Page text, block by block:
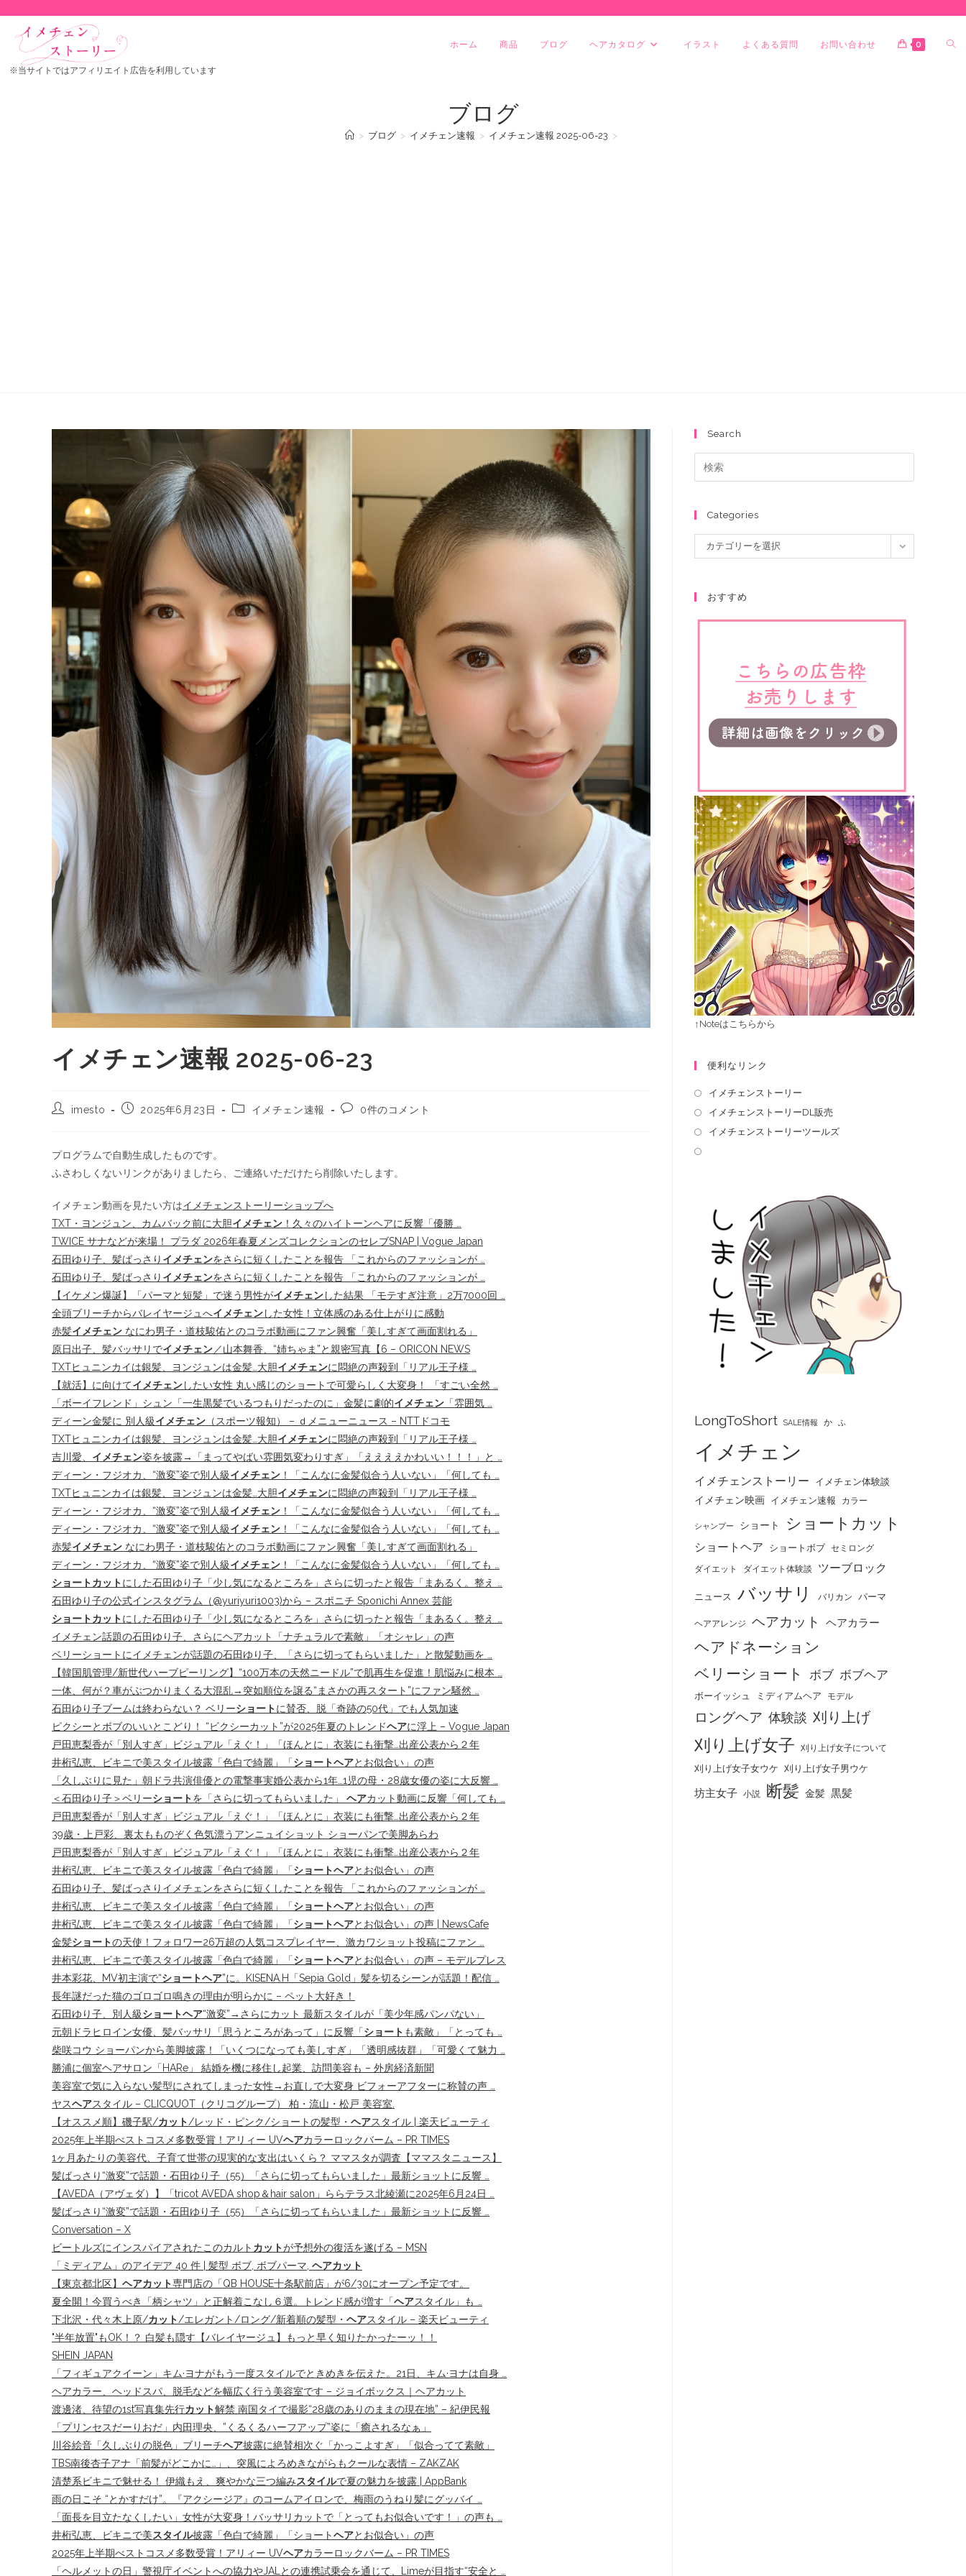
※当サイトではアフィリエイト広告を利用しています
ホーム 商品 ブログ ヘアカタログ イラスト よくある質問 お問い合わせ 0
ブログ
> ブログ > イメチェン速報 > イメチェン速報 2025-06-23 >
イメチェン速報 2025-06-23
imesto 2025年6月23日 イメチェン速報 0件のコメント
プログラムで自動生成したものです。
ふさわしくないリンクがありましたら、ご連絡いただけたら削除いたします。
イメチェン動画を見たい方はイメチェンストーリーショップへ
TXT・ヨンジュン、カムバック前に大胆イメチェン ！久々のハイトーンヘアに反響「優勝 …
TWICE サナなどが来場！ プラダ 2026年春夏メンズコレクションのセレブSNAP | Vogue Japan
石田ゆり子、髪ばっさり イメチェンをさらに短くしたことを報告 「これからのファッションが …
石田ゆり子、髪ばっさり イメチェンをさらに短くしたことを報告 「これからのファッションが …
【イケメン爆誕】「パーマと短髪」で迷う男性がイメチェンした結果 「モテすぎ注意」2万7000回 …
全頭ブリーチからバレイヤージュへイメチェンした女性！立体感のある仕上がりに感動
赤髪イメチェン なにわ男子・道枝駿佑とのコラボ動画にファン興奮「美しすぎて画面割れる」
原日出子、髪バッサリでイメチェン／山本舞香、“姉ちゃま”と親密写真【6 – ORICON NEWS
TXTヒュニンカイは銀髪、ヨンジュンは金髪…大胆イメチェンに悶絶の声殺到「リアル王子様 …
【就活】に向けてイメチェンしたい女性 丸い感じのショートで可愛らしく大変身！ 「すごい全然 …
「ボーイフレンド」シュン「一生黒髪でいるつもりだったのに」金髪に劇的イメチェン 「雰囲気 …
ディーン金髪に 別人級イメチェン （スポーツ報知） – ｄメニューニュース – NTTドコモ
TXTヒュニンカイは銀髪、ヨンジュンは金髪…大胆イメチェンに悶絶の声殺到「リアル王子様 …
吉川愛、 イメチェン姿を披露→「まってやばい雰囲気変わりすぎ」「ええええかわいい！！！」と …
ディーン・フジオカ、“激変”姿で別人級イメチェン ！「こんなに金髪似合う人いない」「何しても …
TXTヒュニンカイは銀髪、ヨンジュンは金髪…大胆イメチェンに悶絶の声殺到「リアル王子様 …
ディーン・フジオカ、“激変”姿で別人級イメチェン ！「こんなに金髪似合う人いない」「何しても …
ディーン・フジオカ、“激変”姿で別人級イメチェン ！「こんなに金髪似合う人いない」「何しても …
赤髪イメチェン なにわ男子・道枝駿佑とのコラボ動画にファン興奮「美しすぎて画面割れる」
ディーン・フジオカ、“激変”姿で別人級イメチェン ！「こんなに金髪似合う人いない」「何しても …
ショートカットにした石田ゆり子「少し気になるところを」さらに切ったと報告「まあるく。整え …
石田ゆり子の公式インスタグラム（@yuriyuri1003)から – スポニチ Sponichi Annex 芸能
ショートカットにした石田ゆり子「少し気になるところを」さらに切ったと報告「まあるく。整え …
イメチェン話題の石田ゆり子、さらにヘアカット「ナチュラルで素敵」「オシャレ」の声
ベリーショートにイメチェンが話題の石田ゆり子、「さらに切ってもらいました」と散髪動画を …
【韓国肌管理/新世代ハーブピーリング】“100万本の天然ニードル”で肌再生を促進！肌悩みに根本 …
一体、何が？車がぶつかりまくる大混乱→突如順位を譲る“まさかの再スタート”にファン騒然 …
石田ゆり子ブームは終わらない？ ベリーショートに賛否、脱「奇跡の50代」でも人気加速
ピクシーとボブのいいとこどり！ “ビクシーカット”が2025年夏のトレンドヘアに浮上 – Vogue Japan
戸田恵梨香が「別人すぎ」ビジュアル「えぐ！」「ほんとに」衣装にも衝撃…出産公表から２年
井桁弘恵、ビキニで美スタイル披露「色白で綺麗」「ショートヘアとお似合い」の声
「久しぶりに見た」朝ドラ共演俳優との電撃事実婚公表から1年…1児の母・28歳女優の姿に大反響 …
＜石田ゆり子＞ベリーショートを「さらに切ってもらいました」 ヘアカット動画に反響「何しても …
戸田恵梨香が「別人すぎ」ビジュアル「えぐ！」「ほんとに」衣装にも衝撃…出産公表から２年
39歳・上戸彩、裏太もものぞく色気漂うアンニュイショット ショーパンで美脚あらわ
戸田恵梨香が「別人すぎ」ビジュアル「えぐ！」「ほんとに」衣装にも衝撃…出産公表から２年
井桁弘恵、ビキニで美スタイル披露「色白で綺麗」「ショートヘアとお似合い」の声
石田ゆり子、髪ばっさりイメチェンをさらに短くしたことを報告 「これからのファッションが …
井桁弘恵、ビキニで美スタイル披露「色白で綺麗」「ショートヘアとお似合い」の声
井桁弘恵、ビキニで美スタイル披露「色白で綺麗」「ショートヘアとお似合い」の声 | NewsCafe
金髪ショートの天使！フォロワー26万超の人気コスプレイヤー、激カワショット投稿にファン …
井桁弘恵、ビキニで美スタイル披露「色白で綺麗」「ショートヘアとお似合い」の声 – モデルプレス
井本彩花、MV初主演で“ショートヘア”に。KISENA.H「Sepia Gold」髪を切るシーンが話題！配信 …
長年謎だった猫のゴロゴロ鳴きの理由が明らかに – ペット大好き！
石田ゆり子、別人級ショートヘア“激変”→さらにカット 最新スタイルが「美少年感パンパない」
元朝ドラヒロイン女優、髪バッサリ「思うところがあって」に反響「ショート も素敵」「とっても …
柴咲コウ ショーパンから美脚披露！「いくつになっても美しすぎ」「透明感抜群」「可愛くて魅力 …
勝浦に個室ヘアサロン「HARe」 結婚を機に移住し起業、訪問美容も – 外房経済新聞
美容室で気に入らない髪型にされてしまった女性→お直しで大変身 ビフォーアフターに称賛の声 …
ヤスヘアスタイル – CLICQUOT（クリコグループ） 柏・流山・松戸 美容室.
【オススメ順】磯子駅/カット/レッド・ピンク/ショートの髪型・ ヘアスタイル | 楽天ビューティ
2025年上半期べストコスメ多数受賞！アリィー UVヘアカラーロックバーム – PR TIMES
1ヶ月あたりの美容代、子育て世帯の現実的な支出はいくら？ ママスタが調査【ママスタニュース】
髪ばっさり“激変”で話題・石田ゆり子（55）「さらに切ってもらいました」最新ショットに反響 …
【AVEDA（アヴェダ）】「tricot AVEDA shop＆hair salon」ららテラス北綾瀬に2025年6月24日 …
髪ばっさり“激変”で話題・石田ゆり子（55）「さらに切ってもらいました」最新ショットに反響 …
Conversation – X
ビートルズにインスパイアされたこのカルト カットが予想外の復活を遂げる – MSN
「ミディアム」のアイデア 40 件 | 髪型 ボブ, ボブパーマ, ヘアカット
【東京都北区】 ヘアカット専門店の「QB HOUSE十条駅前店」が6/30にオープン予定です。
夏全開！今買うべき「柄シャツ」と正解着こなし６選。トレンド感が増す「ヘアスタイル」も …
下北沢・代々木上原/カット/エレガント/ロング/新着順の髪型・ ヘアスタイル – 楽天ビューティ
"半年放置"もOK！？ 白髪も隠す【バレイヤージュ】もっと早く知りたかったーッ！！
SHEIN JAPAN
「フィギュアクイーン」キム·ヨナがもう一度スタイルでときめきを伝えた。21日、キム·ヨナは自身 …
ヘアカラー、ヘッドスパ、脱毛などを幅広く行う美容室です – ジョイボックス｜ヘアカット
渡邊渚、待望の1st写真集先行カット解禁 南国タイで撮影“28歳のありのままの現在地” – 紀伊民報
「プリンセスだーりおだ」内田理央、”くるくるハーフアップ”姿に「癒されるなぁ」
川谷絵音「久しぶりの脱色」ブリーチヘア披露に絶賛相次ぐ「かっこよすぎ」「似合ってて素敵」
TBS南後杏子アナ「前髪がどこかに…」、突風によろめきながらもクールな表情 – ZAKZAK
清楚系ビキニで魅せる！ 伊織もえ、爽やかな三つ編みスタイルで夏の魅力を披露 | AppBank
雨の日こそ “とかすだけ”。『アクシージア』のコームアイロンで、梅雨のうねり髪にグッバイ …
「面長を目立たなくしたい」女性が大変身！バッサリカットで「とってもお似合いです！」の声も …
井桁弘恵、ビキニで美スタイル披露「色白で綺麗」「ショートヘアとお似合い」の声
2025年上半期べストコスメ多数受賞！アリィー UVヘアカラーロックバーム – PR TIMES
「ヘルメットの日」警視庁イベントへの協力やJALとの連携試乗会を通じて、Limeが目指す“安全と …
Search
Categories
カテゴリーを選択
おすすめ
↑Noteはこちらから
便利なリンク
イメチェンストーリー
イメチェンストーリーDL販売
イメチェンストーリーツールズ
LongToShort SALE情報 か ふ
イメチェン
イメチェンストーリー イメチェン体験談
イメチェン映画 イメチェン速報 カラー
シャンプー ショート ショートカット
ショートヘア ショートボブ セミロング
ダイエット ダイエット体験談 ツーブロック
ニュース バッサリ バリカン パーマ
ヘアアレンジ ヘアカット ヘアカラー
ヘアドネーション
ベリーショート
ボブ ボブヘア
ボーイッシュ ミディアムヘア モデル
ロングヘア 体験談 刈り上げ
刈り上げ女子 刈り上げ女子について
刈り上げ女子女ウケ 刈り上げ女子男ウケ
坊主女子 小説 断髪 金髪 黒髪